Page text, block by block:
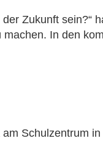
Zukunft
In den
Schulzentrum